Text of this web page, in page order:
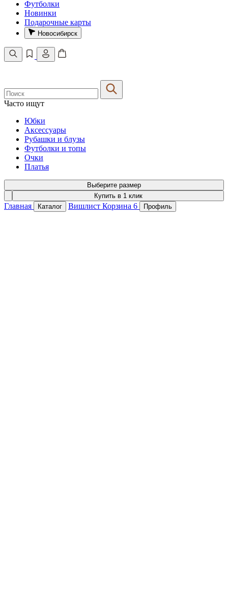
Футболки
Новинки
Подарочные карты
Новосибирск
Часто ищут
Юбки
Аксессуары
Рубашки и блузы
Футболки и топы
Очки
Платья
Выберите размер
Купить в 1 клик
Главная Каталог Вишлист Корзина 6 Профиль